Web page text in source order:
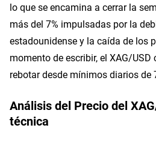
lo que se encamina a cerrar la
más del 7% impulsadas por la
estadounidense y la caída de los
momento de escribir, el XAG/
rebotar desde mínimos diarios de
Análisis del Precio del
técnica